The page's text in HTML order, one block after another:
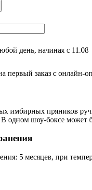
день, начиная с 11.08
первый заказ с онлайн-
имбирных пряников
В одном шоу-боксе может
5 месяцев, при